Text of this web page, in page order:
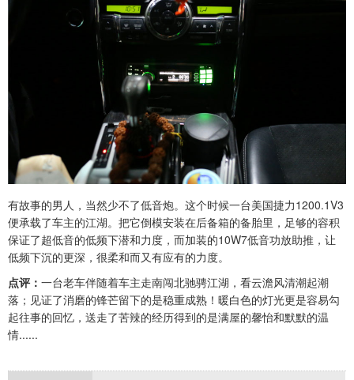
有故事的男人，当然少不了低音炮。这个时候一台美国捷力1200.1V3
便承载了车主的江湖。把它倒模安装在后备箱的备胎里，足够的容积
保证了超低音的低频下潜和力度，而加装的10W7低音功放助推，让
低频下沉的更深，很柔和而又有应有的力度。
点评： 一台老车伴随着车主走南闯北驰骋江湖，看云澹风清潮起潮
落；见证了消磨的锋芒留下的是稳重成熟！暖白色的灯光更是容易勾
起往事的回忆，送走了苦辣的经历得到的是满屋的馨怡和默默的温
情......